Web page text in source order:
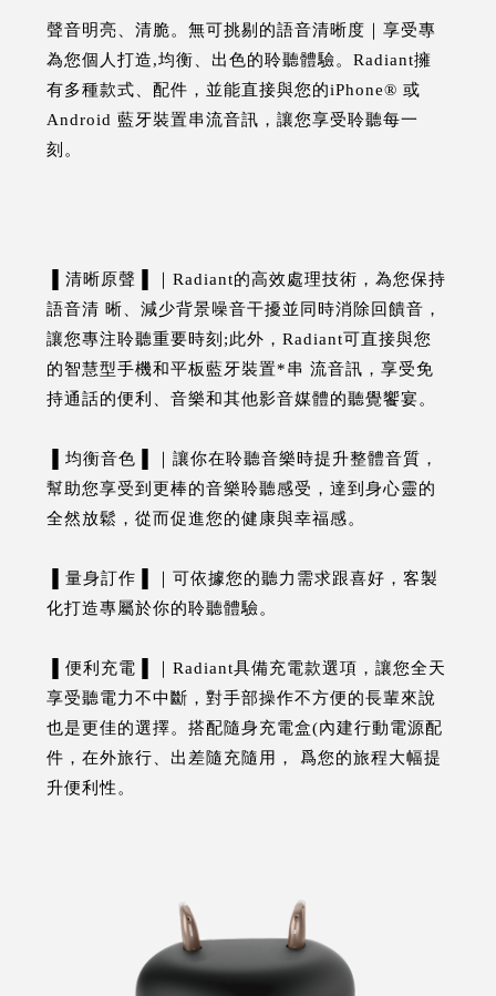
聲音明亮、清脆。無可挑剔的語音清晰度｜享受專
為您個人打造,均衡、出色的聆聽體驗。Radiant擁
有多種款式、配件，並能直接與您的iPhone® 或
Android 藍牙裝置串流音訊，讓您享受聆聽每一
刻。
▐ 清晰原聲▐ ｜Radiant的高效處理技術，為您保持
語音清 晰、減少背景噪音干擾並同時消除回饋音，
讓您專注聆聽重要時刻;此外，Radiant可直接與您
的智慧型手機和平板藍牙裝置*串 流音訊，享受免
持通話的便利、音樂和其他影音媒體的聽覺饗宴。
▐ 均衡音色▐ ｜讓你在聆聽音樂時提升整體音質，
幫助您享受到更棒的音樂聆聽感受，達到身心靈的
全然放鬆，從而促進您的健康與幸福感。
▐ 量身訂作▐ ｜可依據您的聽力需求跟喜好，客製
化打造專屬於你的聆聽體驗。
▐ 便利充電▐ ｜Radiant具備充電款選項，讓您全天
享受聽電力不中斷，對手部操作不方便的長輩來說
也是更佳的選擇。搭配隨身充電盒(內建行動電源配
件，在外旅行、出差隨充隨用， 爲您的旅程大幅提
升便利性。